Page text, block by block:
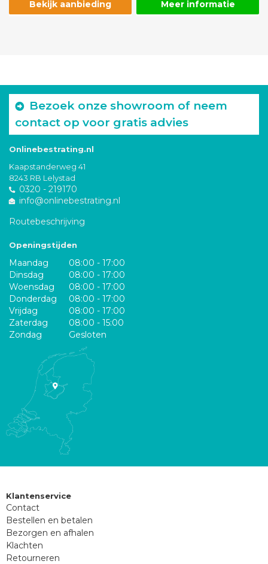
Bekijk aanbieding Meer informatie
Bezoek onze showroom of neem
contact op voor gratis advies
Onlinebestrating.nl
Kaapstanderweg 41
8243 RB Lelystad
0320 - 219170
info@onlinebestrating.nl
Routebeschrijving
Openingstijden
Maandag
08:00 - 17:00
Dinsdag
08:00 - 17:00
Woensdag
08:00 - 17:00
Donderdag
08:00 - 17:00
Vrijdag
08:00 - 17:00
Zaterdag
08:00 - 15:00
Zondag
Gesloten
Klantenservice
Contact
Bestellen en betalen
Bezorgen en afhalen
Klachten
Retourneren